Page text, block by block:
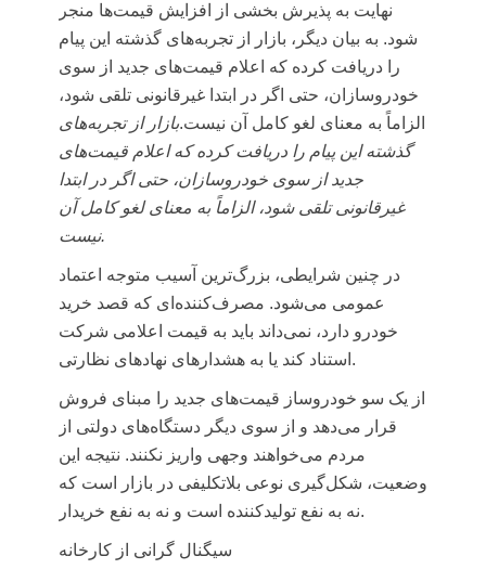
نهایت به پذیرش بخشی از افزایش قیمت‌ها منجر
شود. به بیان دیگر، بازار از تجربه‌های گذشته این پیام
را دریافت کرده که اعلام قیمت‌های جدید از سوی
خودروسازان، حتی اگر در ابتدا غیرقانونی تلقی شود،
الزاماً به معنای لغو کامل آن نیست.بازار از تجربه‌های
گذشته این پیام را دریافت کرده که اعلام قیمت‌های
جدید از سوی خودروسازان، حتی اگر در ابتدا
غیرقانونی تلقی شود، الزاماً به معنای لغو کامل آن
نیست.
در چنین شرایطی، بزرگ‌ترین آسیب متوجه اعتماد
عمومی می‌شود. مصرف‌کننده‌ای که قصد خرید
خودرو دارد، نمی‌داند باید به قیمت اعلامی شرکت
استناد کند یا به هشدارهای نهادهای نظارتی.
از یک سو خودروساز قیمت‌های جدید را مبنای فروش
قرار می‌دهد و از سوی دیگر دستگاه‌های دولتی از
مردم می‌خواهند وجهی واریز نکنند. نتیجه این
وضعیت، شکل‌گیری نوعی بلاتکلیفی در بازار است که
نه به نفع تولیدکننده است و نه به نفع خریدار.
سیگنال گرانی از کارخانه